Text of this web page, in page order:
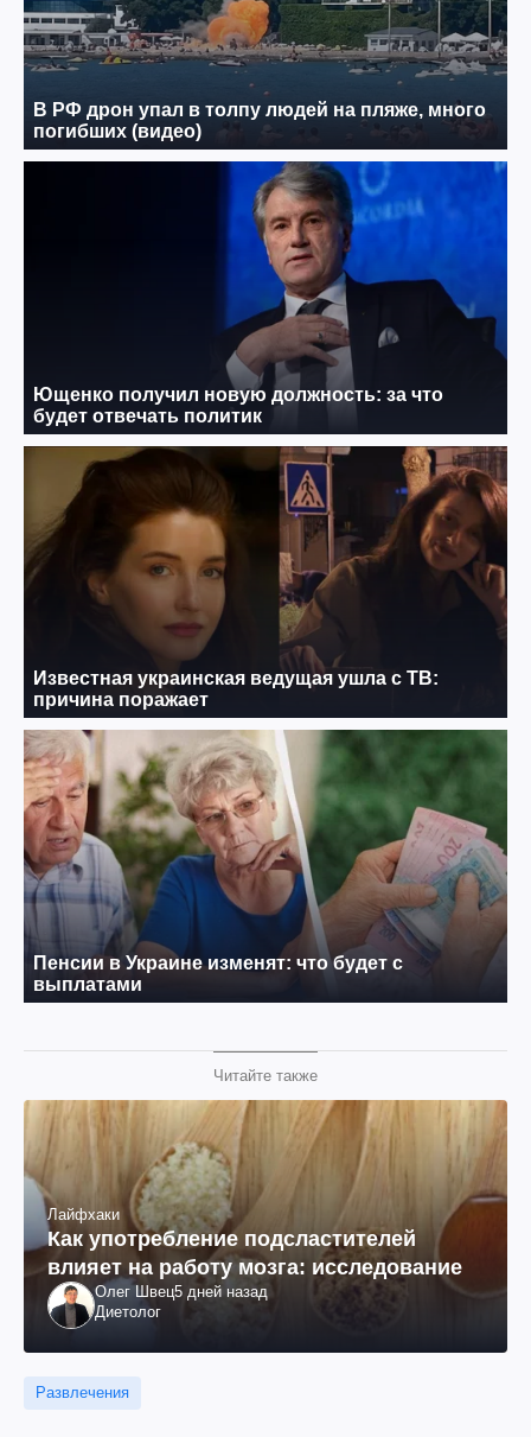
Читайте также
Лайфхаки
Как употребление подсластителей
влияет на работу мозга: исследование
Олег Швец5 дней назад
Диетолог
Развлечения